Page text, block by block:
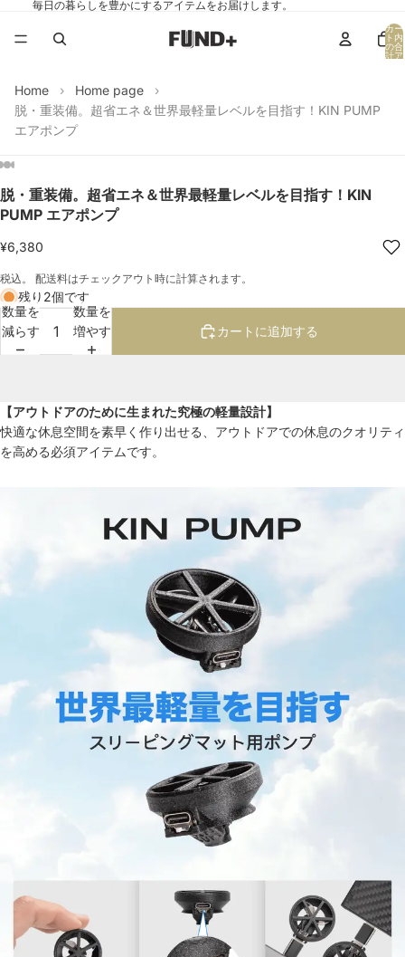
毎日の暮らしを豊かにするアイテムをお届けします。
カー
ト内
の合
計ア
Home
Home page
脱・重装備。超省エネ＆世界最軽量レベルを目指す！KIN PUMP
エアポンプ
画
像
全
画
面
で
表
画
像
全
画
面
で
表
画
像
全
画
面
で
表
画
像
全
画
面
で
表
画
像
全
画
面
で
表
画
像
全
画
面
で
表
画
像
全
画
面
で
表
脱・重装備。超省エネ＆世界最軽量レベルを目指す！KIN
PUMP エアポンプ
¥6,380
税込。 配送料はチェックアウト時に計算されます。
残り2個です
数量を
減らす
数量を
増やす
カートに追加する
【アウトドアのために生まれた究極の軽量設計】
快適な休息空間を素早く作り出せる、アウトドアでの休息のクオリティ
を高める必須アイテムです。